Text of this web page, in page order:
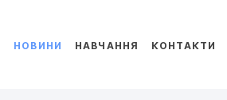
НОВИНИ НАВЧАННЯ КОНТАКТИ